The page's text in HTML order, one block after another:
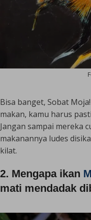
Bisa banget, Sobat
makan, kamu harus
Jangan sampai mereka
makanannya ludes
kilat.
2. Mengapa ikan
mati mendadak